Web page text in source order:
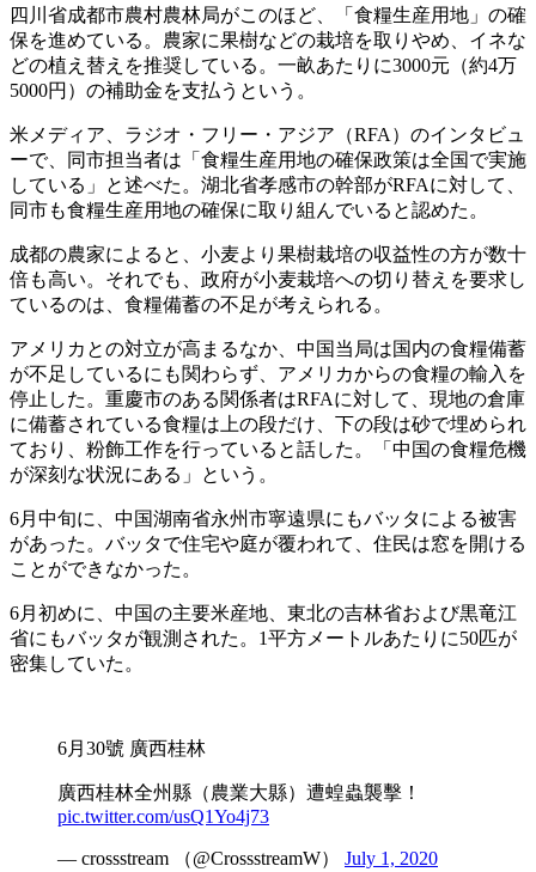
四川省成都市農村農林局がこのほど、「食糧生産用地」の確
保を進めている。農家に果樹などの栽培を取りやめ、イネな
どの植え替えを推奨している。一畝あたりに3000元（約4万
5000円）の補助金を支払うという。
米メディア、ラジオ・フリー・アジア（RFA）のインタビュ
ーで、同市担当者は「食糧生産用地の確保政策は全国で実施
している」と述べた。湖北省孝感市の幹部がRFAに対して、
同市も食糧生産用地の確保に取り組んでいると認めた。
成都の農家によると、小麦より果樹栽培の収益性の方が数十
倍も高い。それでも、政府が小麦栽培への切り替えを要求し
ているのは、食糧備蓄の不足が考えられる。
アメリカとの対立が高まるなか、中国当局は国内の食糧備蓄
が不足しているにも関わらず、アメリカからの食糧の輸入を
停止した。重慶市のある関係者はRFAに対して、現地の倉庫
に備蓄されている食糧は上の段だけ、下の段は砂で埋められ
ており、粉飾工作を行っていると話した。「中国の食糧危機
が深刻な状況にある」という。
6月中旬に、中国湖南省永州市寧遠県にもバッタによる被害
があった。バッタで住宅や庭が覆われて、住民は窓を開ける
ことができなかった。
6月初めに、中国の主要米産地、東北の吉林省および黒竜江
省にもバッタが観測された。1平方メートルあたりに50匹が
密集していた。
6月30號 廣西桂林
廣西桂林全州縣（農業大縣）遭蝗蟲襲擊！
pic.twitter.com/usQ1Yo4j73
— crossstream （@CrossstreamW） July 1, 2020